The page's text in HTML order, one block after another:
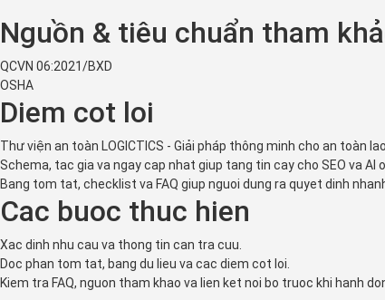
Nguồn & tiêu chuẩn tham
QCVN 06:2021/BXD
OSHA
Diem cot loi
Thư viện an toàn LOGICTICS - Giải pháp thông minh cho an toàn
Schema, tac gia va ngay cap nhat giup tang tin cay cho SEO va AI
Bang tom tat, checklist va FAQ giup nguoi dung ra quyet dinh
Cac buoc thuc hien
Xac dinh nhu cau va thong tin can tra cuu.
Doc phan tom tat, bang du lieu va cac diem cot loi.
Kiem tra FAQ, nguon tham khao va lien ket noi bo truoc khi hanh